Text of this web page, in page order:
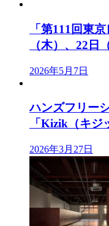
「第111回東
（木）、22日
2026年5月7日
ハンズフリー
「Kizik（キジ
2026年3月27日